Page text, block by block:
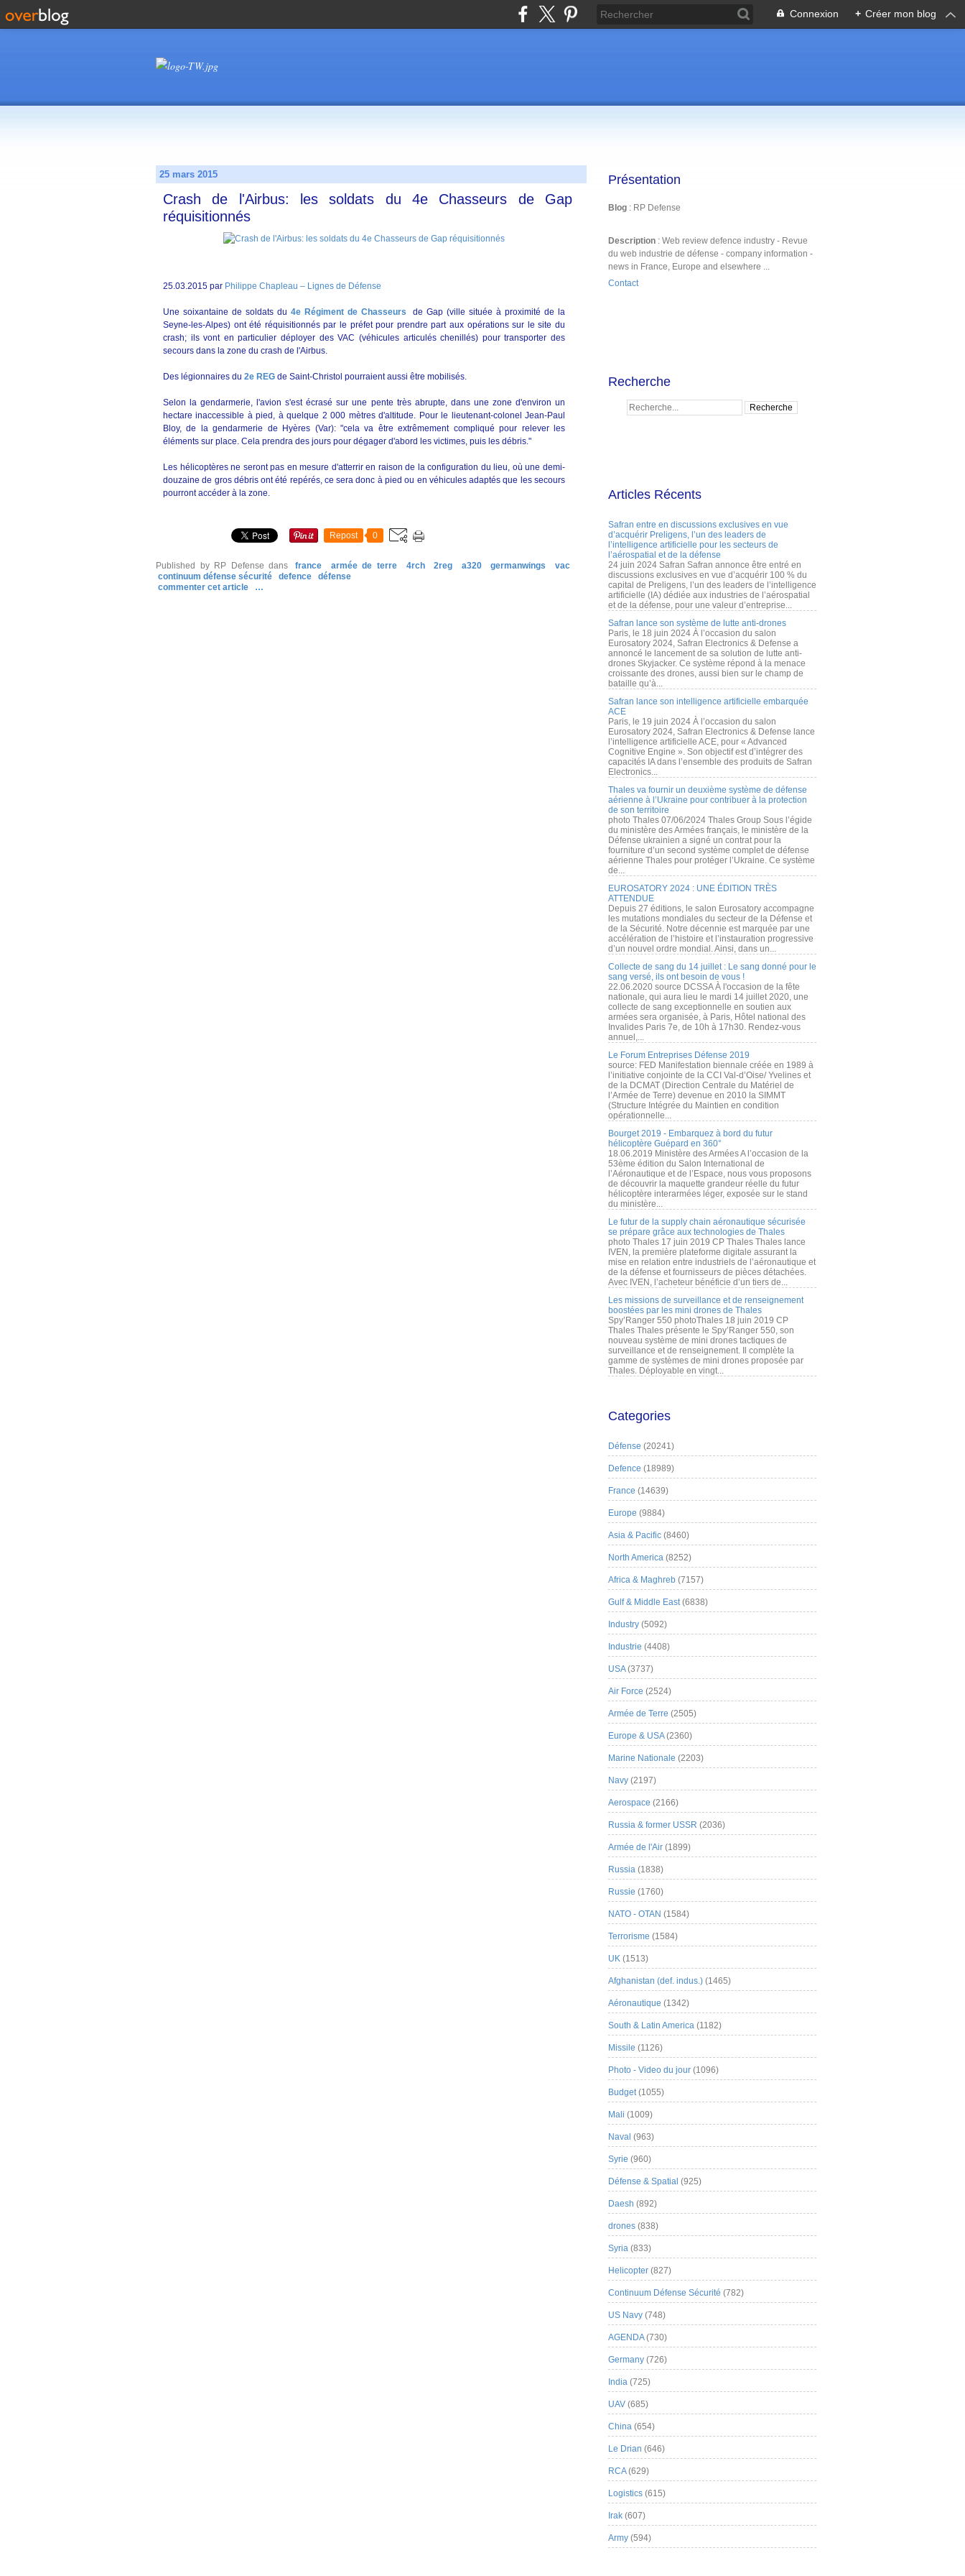
Connexion + Créer mon blog
25 mars 2015
Crash de l'Airbus: les soldats du 4e Chasseurs de Gap
réquisitionnés
25.03.2015 par Philippe Chapleau – Lignes de Défense
Une soixantaine de soldats du 4e Régiment de Chasseurs de Gap (ville située à proximité de la
Seyne-les-Alpes) ont été réquisitionnés par le préfet pour prendre part aux opérations sur le site du
crash; ils vont en particulier déployer des VAC (véhicules articulés chenillés) pour transporter des
secours dans la zone du crash de l'Airbus.
Des légionnaires du 2e REG de Saint-Christol pourraient aussi être mobilisés.
Selon la gendarmerie, l'avion s'est écrasé sur une pente très abrupte, dans une zone d'environ un
hectare inaccessible à pied, à quelque 2 000 mètres d'altitude. Pour le lieutenant-colonel Jean-Paul
Bloy, de la gendarmerie de Hyères (Var): "cela va être extrêmement compliqué pour relever les
éléments sur place. Cela prendra des jours pour dégager d'abord les victimes, puis les débris."
Les hélicoptères ne seront pas en mesure d'atterrir en raison de la configuration du lieu, où une demi-
douzaine de gros débris ont été repérés, ce sera donc à pied ou en véhicules adaptés que les secours
pourront accéder à la zone.
Repost 0
Published by RP Defense dans france armée de terre 4rch 2reg a320 germanwings
vac
continuum défense sécurité
defence
défense
commenter cet article
…
Présentation
Blog : RP Defense
Description : Web review defence industry - Revue
du web industrie de défense - company information -
news in France, Europe and elsewhere ...
Contact
Recherche
Articles Récents
Safran entre en discussions exclusives en vue
d’acquérir Preligens, l’un des leaders de
l’intelligence artificielle pour les secteurs de
l’aérospatial et de la défense
24 juin 2024 Safran Safran annonce être entré en
discussions exclusives en vue d’acquérir 100 % du
capital de Preligens, l’un des leaders de l’intelligence
artificielle (IA) dédiée aux industries de l’aérospatial
et de la défense, pour une valeur d’entreprise...
Safran lance son système de lutte anti-drones
Paris, le 18 juin 2024 À l’occasion du salon
Eurosatory 2024, Safran Electronics & Defense a
annoncé le lancement de sa solution de lutte anti-
drones Skyjacker. Ce système répond à la menace
croissante des drones, aussi bien sur le champ de
bataille qu’à...
Safran lance son intelligence artificielle embarquée
ACE
Paris, le 19 juin 2024 À l’occasion du salon
Eurosatory 2024, Safran Electronics & Defense lance
l’intelligence artificielle ACE, pour « Advanced
Cognitive Engine ». Son objectif est d’intégrer des
capacités IA dans l’ensemble des produits de Safran
Electronics...
Thales va fournir un deuxième système de défense
aérienne à l’Ukraine pour contribuer à la protection
de son territoire
photo Thales 07/06/2024 Thales Group Sous l’égide
du ministère des Armées français, le ministère de la
Défense ukrainien a signé un contrat pour la
fourniture d’un second système complet de défense
aérienne Thales pour protéger l’Ukraine. Ce système
de...
EUROSATORY 2024 : UNE ÉDITION TRÈS
ATTENDUE
Depuis 27 éditions, le salon Eurosatory accompagne
les mutations mondiales du secteur de la Défense et
de la Sécurité. Notre décennie est marquée par une
accélération de l’histoire et l’instauration progressive
d’un nouvel ordre mondial. Ainsi, dans un...
Collecte de sang du 14 juillet : Le sang donné pour le
sang versé, ils ont besoin de vous !
22.06.2020 source DCSSA À l'occasion de la fête
nationale, qui aura lieu le mardi 14 juillet 2020, une
collecte de sang exceptionnelle en soutien aux
armées sera organisée, à Paris, Hôtel national des
Invalides Paris 7e, de 10h à 17h30. Rendez-vous
annuel,...
Le Forum Entreprises Défense 2019
source: FED Manifestation biennale créée en 1989 à
l’initiative conjointe de la CCI Val-d’Oise/ Yvelines et
de la DCMAT (Direction Centrale du Matériel de
l’Armée de Terre) devenue en 2010 la SIMMT
(Structure Intégrée du Maintien en condition
opérationnelle...
Bourget 2019 - Embarquez à bord du futur
hélicoptère Guépard en 360°
18.06.2019 Ministère des Armées A l’occasion de la
53ème édition du Salon International de
l’Aéronautique et de l’Espace, nous vous proposons
de découvrir la maquette grandeur réelle du futur
hélicoptère interarmées léger, exposée sur le stand
du ministère...
Le futur de la supply chain aéronautique sécurisée
se prépare grâce aux technologies de Thales
photo Thales 17 juin 2019 CP Thales Thales lance
IVEN, la première plateforme digitale assurant la
mise en relation entre industriels de l’aéronautique et
de la défense et fournisseurs de pièces détachées.
Avec IVEN, l’acheteur bénéficie d’un tiers de...
Les missions de surveillance et de renseignement
boostées par les mini drones de Thales
Spy’Ranger 550 photoThales 18 juin 2019 CP
Thales Thales présente le Spy’Ranger 550, son
nouveau système de mini drones tactiques de
surveillance et de renseignement. Il complète la
gamme de systèmes de mini drones proposée par
Thales. Déployable en vingt...
Categories
Défense (20241)
Defence (18989)
France (14639)
Europe (9884)
Asia & Pacific (8460)
North America (8252)
Africa & Maghreb (7157)
Gulf & Middle East(6838)
Industry (5092)
Industrie (4408)
USA(3737)
Air Force (2524)
Armée de Terre (2505)
Europe & USA(2360)
Marine Nationale (2203)
Navy (2197)
Aerospace (2166)
Russia & former USSR (2036)
Armée de l'Air (1899)
Russia (1838)
Russie (1760)
NATO - OTAN (1584)
Terrorisme (1584)
UK (1513)
Afghanistan (def. indus.) (1465)
Aéronautique (1342)
South & Latin America (1182)
Missile (1126)
Photo - Video du jour (1096)
Budget(1055)
Mali (1009)
Naval (963)
Syrie (960)
Défense & Spatial (925)
Daesh (892)
drones (838)
Syria (833)
Helicopter (827)
Continuum Défense Sécurité (782)
US Navy (748)
AGENDA(730)
Germany (726)
India (725)
UAV (685)
China (654)
Le Drian (646)
RCA(629)
Logistics (615)
Irak (607)
Army (594)